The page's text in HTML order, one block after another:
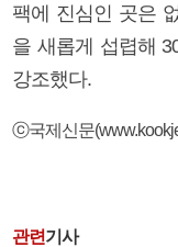
팩에 진심인 곳은
을 새롭게 섭렵해
강조했다.
ⓒ국제신문
관련기사